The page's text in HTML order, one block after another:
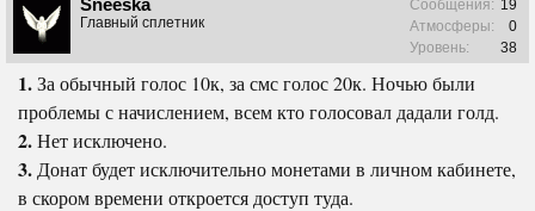
Sneeska
Главный сплетник
Сообщения: 19
Атмосферы:
0
Уровень:
38
1.За обычный голос 10к, за смс голос 20к. Ночью были
проблемы с начислением, всем кто голосовал дадали голд.
2.Нет исключено.
3. Донат будет исключительно монетами в личном кабинете,
в скором времени откроется доступ туда.